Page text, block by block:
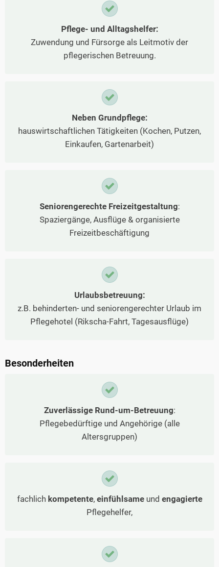
Pflege- und Alltagshelfer:
Zuwendung und Fürsorge als Leitmotiv der
pflegerischen Betreuung.
Neben Grundpflege:
hauswirtschaftlichen Tätigkeiten (Kochen, Putzen,
Einkaufen, Gartenarbeit)
Seniorengerechte Freizeitgestaltung:
Spaziergänge, Ausflüge & organisierte
Freizeitbeschäftigung
Urlaubsbetreuung:
z.B. behinderten- und seniorengerechter Urlaub im
Pflegehotel (Rikscha-Fahrt, Tagesausflüge)
Besonderheiten
Zuverlässige Rund-um-Betreuung:
Pflegebedürftige und Angehörige (alle
Altersgruppen)
fachlich kompetente, einfühlsameund engagierte
Pflegehelfer,